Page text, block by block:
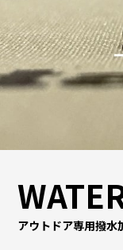
アウトドア専用撥水